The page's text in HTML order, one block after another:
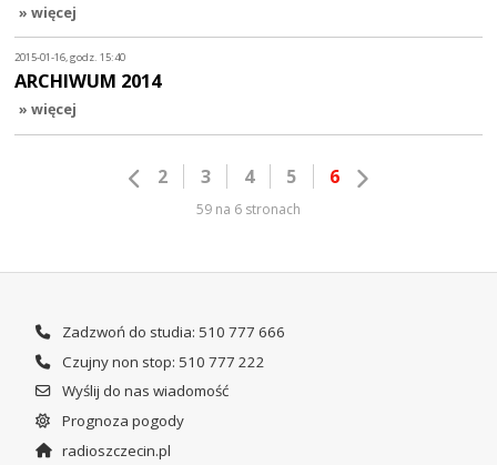
» więcej
2015-01-16, godz. 15:40
ARCHIWUM 2014
» więcej
2 3 4 5 6
59 na 6 stronach
Zadzwoń do studia: 510 777 666
Czujny non stop: 510 777 222
Wyślij do nas wiadomość
Prognoza pogody
radioszczecin.pl